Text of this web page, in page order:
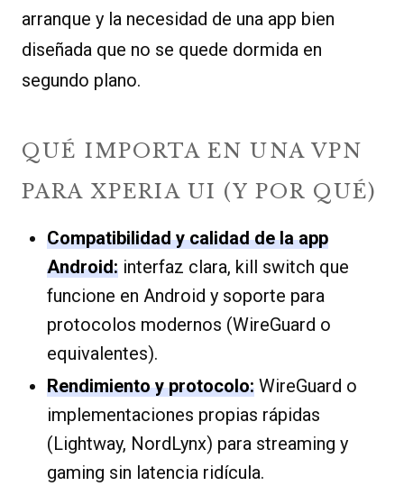
arranque y la necesidad de una app bien
diseñada que no se quede dormida en
segundo plano.
QUÉ IMPORTA EN UNA VPN
PARA XPERIA UI (Y POR QUÉ)
Compatibilidad y calidad de la app
Android: interfaz clara, kill switch que
funcione en Android y soporte para
protocolos modernos (WireGuard o
equivalentes).
Rendimiento y protocolo: WireGuard o
implementaciones propias rápidas
(Lightway, NordLynx) para streaming y
gaming sin latencia ridícula.